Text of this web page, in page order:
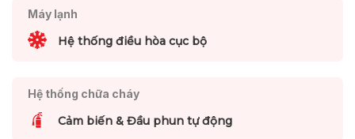
Máy lạnh
Hệ thống điều hòa cục bộ
Hệ thống chữa cháy
Cảm biến & Đầu phun tự động